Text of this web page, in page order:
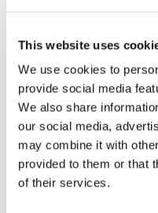
This website uses
We use cookies to
provide social media
We also share
our social media,
may combine it with
provided to them or that
of their services.
qua stad voor mij
beste van twee
en fietst graag rond
een kick om te fietsen,
best spannend was.”
Jana woont dichtbij het
fietsen van Nyenrode: